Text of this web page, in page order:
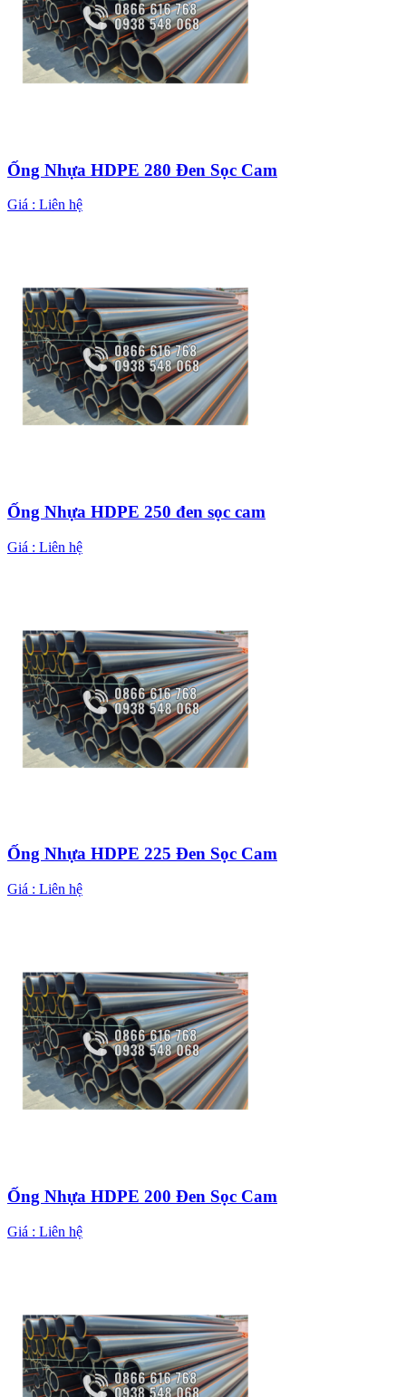
Ống Nhựa HDPE 280 Đen Sọc Cam
Giá : Liên hệ
Ống Nhựa HDPE 250 đen sọc cam
Giá : Liên hệ
Ống Nhựa HDPE 225 Đen Sọc Cam
Giá : Liên hệ
Ống Nhựa HDPE 200 Đen Sọc Cam
Giá : Liên hệ